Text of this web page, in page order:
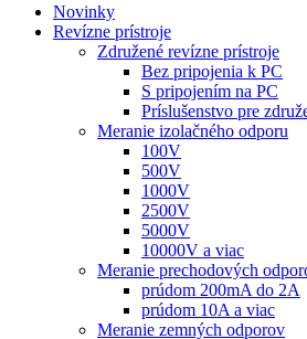
Novinky
Revízne prístroje
Združené revízne prístroje
Bez pripojenia k PC
S pripojením na PC
Príslušenstvo pre
Meranie izolačného odporu
100V
500V
1000V
2500V
5000V
10000V a viac
Meranie prechodových
prúdom 200mA do 2A
prúdom 10A a viac
Meranie zemných odporov